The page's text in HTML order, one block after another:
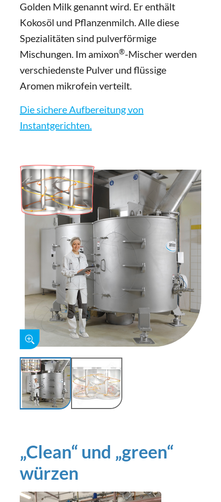
Golden Milk genannt wird. Er enthält
Kokosöl und Pflanzenmilch. Alle diese
Spezialitäten sind pulverförmige
Mischungen. Im amixon®-Mischer werden
verschiedenste Pulver und flüssige
Aromen mikrofein verteilt.
Die sichere Aufbereitung von
Instantgerichten.
„Clean“ und „green“
würzen